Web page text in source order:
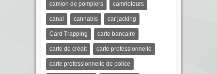
camion de pompiers camrioleurs
canal cannabis car jacking
Card Trapping carte bancaire
carte de crédit carte professionnelle
carte professionnelle de police